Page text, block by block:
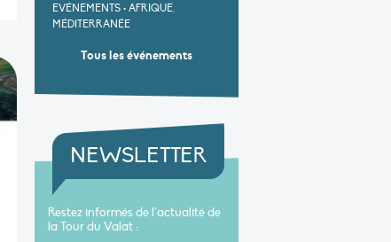
EVÉNEMENTS • AFRIQUE,
MÉDITERRANÉE
Tous les événements
NEWSLETTER
Restez informés de l’actualité de
la Tour du Valat :